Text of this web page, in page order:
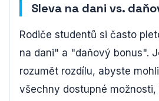
Sleva na dani vs.
Rodiče studentů si často
na dani" a "daňový bonus".
rozumět rozdílu, abyste
všechny dostupné